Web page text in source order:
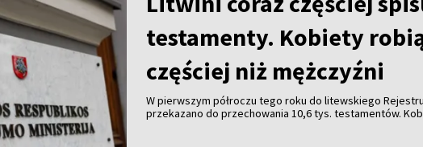
testamenty. Kobiety
częściej niż mężczyźni
W pierwszym półroczu tego roku do litewskiego
przekazano do przechowania 10,6 tys. testamentów.